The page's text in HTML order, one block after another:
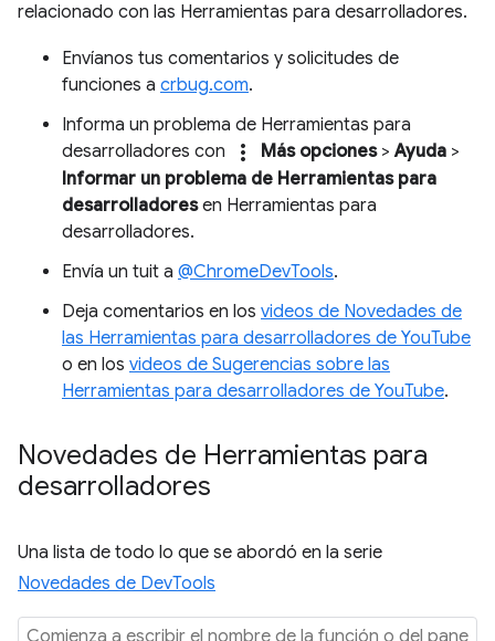
relacionado con las Herramientas para desarrolladores.
Envíanos tus comentarios y solicitudes de
funciones a crbug.com.
Informa un problema de Herramientas para
desarrolladores con
more_vert Más opciones>Ayuda >
Informar un problema de Herramientas para
desarrolladoresen Herramientas para
desarrolladores.
Envía un tuit a @ChromeDevTools.
Deja comentarios en los videos de Novedades de
las Herramientas para desarrolladores de YouTube
o en los videos de Sugerencias sobre las
Herramientas para desarrolladores de YouTube.
Novedades de Herramientas para
desarrolladores
Una lista de todo lo que se abordó en la serie
Novedades de DevTools